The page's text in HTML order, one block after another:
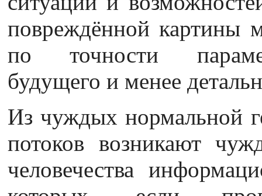
повреждённой картины
по точности
будущего и менее
Из чуждых нормальной
потоков возникают
человечества